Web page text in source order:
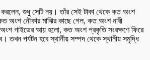
শুধু সেটি নয়। তাঁর সেই টাকা থেকে কত অংশ
অংশ নৌকার মাঝির কাছে গেল, কত অংশ নারী
গাইডের আয় হলো, কত অংশ প্রকৃতি সংরক্ষণে ফিরে
তখন পর্যটন হবে স্থানীয় সম্পদ থেকে স্থানীয় সমৃদ্ধি